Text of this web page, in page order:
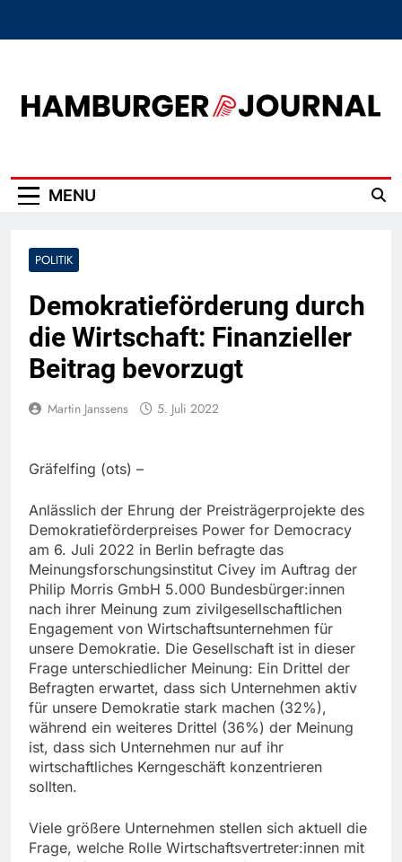
MENU
POLITIK
Demokratieförderung durch
die Wirtschaft: Finanzieller
Beitrag bevorzugt
Martin Janssens 5. Juli 2022
Gräfelfing (ots) –
Anlässlich der Ehrung der Preisträgerprojekte des
Demokratieförderpreises Power for Democracy
am 6. Juli 2022 in Berlin befragte das
Meinungsforschungsinstitut Civey im Auftrag der
Philip Morris GmbH 5.000 Bundesbürger:innen
nach ihrer Meinung zum zivilgesellschaftlichen
Engagement von Wirtschaftsunternehmen für
unsere Demokratie. Die Gesellschaft ist in dieser
Frage unterschiedlicher Meinung: Ein Drittel der
Befragten erwartet, dass sich Unternehmen aktiv
für unsere Demokratie stark machen (32%),
während ein weiteres Drittel (36%) der Meinung
ist, dass sich Unternehmen nur auf ihr
wirtschaftliches Kerngeschäft konzentrieren
sollten.
Viele größere Unternehmen stellen sich aktuell die
Frage, welche Rolle Wirtschaftsvertreter:innen mit